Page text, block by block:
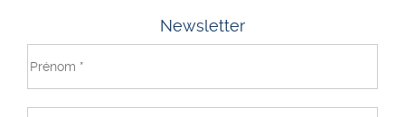
Newsletter